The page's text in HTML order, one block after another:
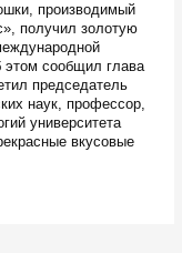
производимый
получил золотую
этом сообщил глава
председатель
наук, профессор,
университета
вкусовые